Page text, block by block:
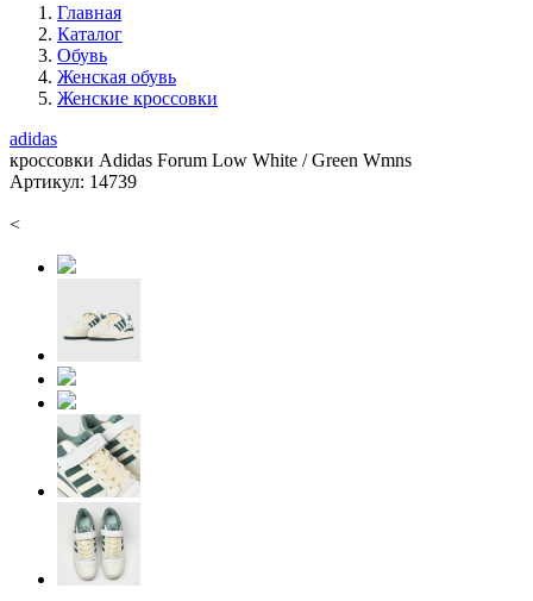
Главная
Каталог
Обувь
Женская обувь
Женские кроссовки
adidas
кроссовки Adidas Forum Low White / Green Wmns
Артикул: 14739
<